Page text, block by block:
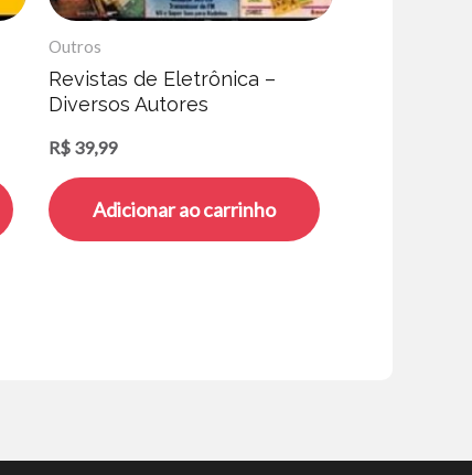
Outros
Revistas de Eletrônica –
Diversos Autores
R$ 39,99
Adicionar ao carrinho